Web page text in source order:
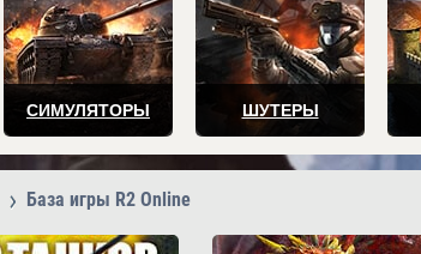
СИМУЛЯТОРЫ ШУТЕРЫ
База игры R2 Online